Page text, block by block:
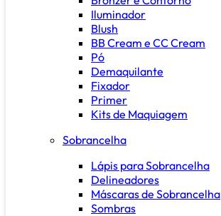
Iluminador
Blush
BB Cream e CC Cream
Pó
Demaquilante
Fixador
Primer
Kits de Maquiagem
Sobrancelha
Lápis para Sobrancelha
Delineadores
Máscaras de Sobrancelha
Sombras